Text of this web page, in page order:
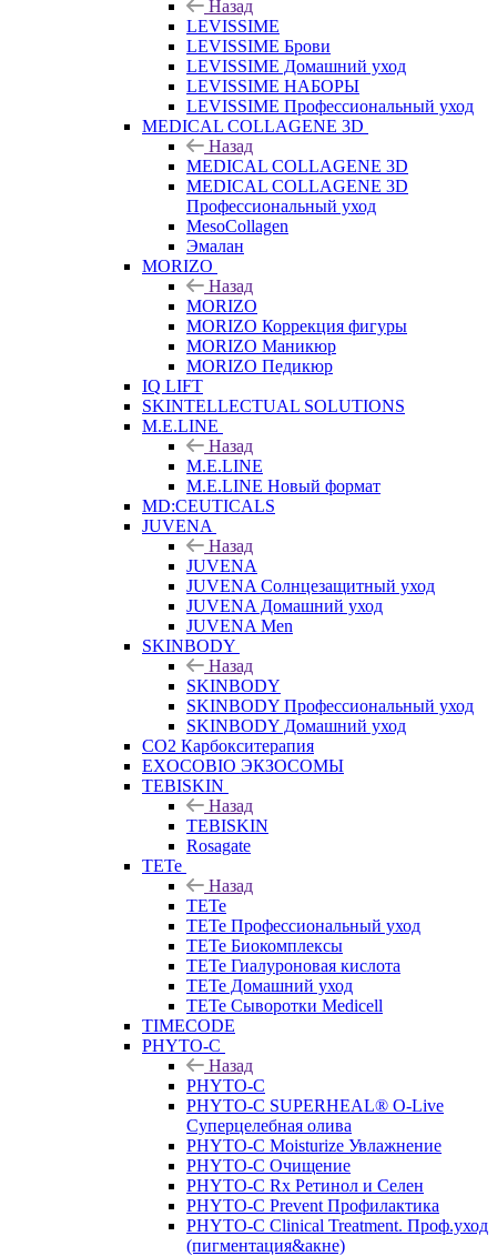
Назад
LEVISSIME
LEVISSIME Брови
LEVISSIME Домашний уход
LEVISSIME НАБОРЫ
LEVISSIME Профессиональный уход
MEDICAL COLLAGENE 3D
Назад
MEDICAL COLLAGENE 3D
MEDICAL COLLAGENE 3D
Профессиональный уход
MesoCollagen
Эмалан
MORIZO
Назад
MORIZO
MORIZO Коррекция фигуры
MORIZO Маникюр
MORIZO Педикюр
IQ LIFT
SKINTELLECTUAL SOLUTIONS
M.E.LINE
Назад
M.E.LINE
M.E.LINE Новый формат
MD:CEUTICALS
JUVENA
Назад
JUVENA
JUVENA Солнцезащитный уход
JUVENA Домашний уход
JUVENA Men
SKINBODY
Назад
SKINBODY
SKINBODY Профессиональный уход
SKINBODY Домашний уход
CO2 Карбокситерапия
EXOCOBIO ЭКЗОСОМЫ
TEBISKIN
Назад
TEBISKIN
Rosagate
TETe
Назад
TETe
TETe Профессиональный уход
TETe Биокомплексы
TETe Гиалуроновая кислота
TETe Домашний уход
TETe Сыворотки Medicell
TIMECODE
PHYTO-C
Назад
PHYTO-C
PHYTO-C SUPERHEAL® O-Live
Суперцелебная олива
PHYTO-C Moisturize Увлажнение
PHYTO-C Очищение
PHYTO-C Rx Ретинол и Селен
PHYTO-C Prevent Профилактика
PHYTO-C Clinical Treatment. Проф.уход
(пигментация&акне)